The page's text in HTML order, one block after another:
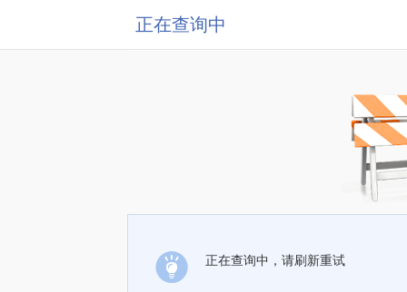
正在查询中
正在查询中，请刷新重试